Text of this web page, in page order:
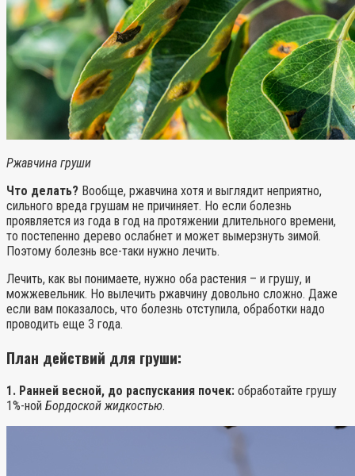
Ржавчина груши
Что делать? Вообще, ржавчина хотя и выглядит неприятно,
сильного вреда грушам не причиняет. Но если болезнь
проявляется из года в год на протяжении длительного времени,
то постепенно дерево ослабнет и может вымерзнуть зимой.
Поэтому болезнь все-таки нужно лечить.
Лечить, как вы понимаете, нужно оба растения – и грушу, и
можжевельник. Но вылечить ржавчину довольно сложно. Даже
если вам показалось, что болезнь отступила, обработки надо
проводить еще 3 года.
План действий для груши:
1. Ранней весной, до распускания почек: обработайте грушу
1%-ной Бордоской жидкостью.